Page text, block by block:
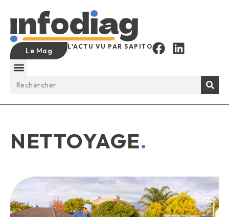
Le Mag L'ACTU VU PAR SAPITO
NETTOYAGE.